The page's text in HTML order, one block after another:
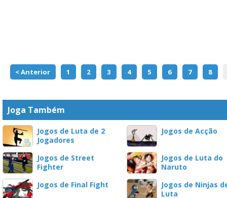
< Anterior 1 2 3 4 5 6 7 8
Joga Também
Jogos de Luta de 2
Jogadores
Jogos de Acção
Jogos de Street
Fighter
Jogos de Luta do
Naruto
Jogos de Final Fight
Jogos de Ninjas
Luta